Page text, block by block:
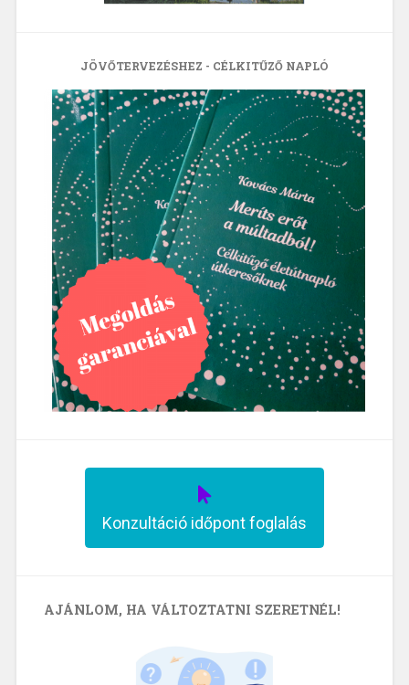
JÖVŐTERVEZÉSHEZ - CÉLKITŰZŐ NAPLÓ
Konzultáció időpont foglalás
AJÁNLOM, HA VÁLTOZTATNI SZERETNÉL!